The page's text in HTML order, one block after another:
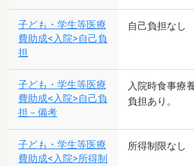
子ども・学生等医療
費助成<入院>自己負
担
自己負担なし
子ども・学生等医療
費助成<入院>自己負
担－備考
入院時食事療
負担あり。
子ども・学生等医療
費助成<入院>所得制
所得制限なし